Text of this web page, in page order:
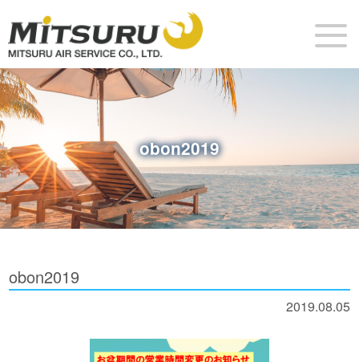
obon2019
obon2019
2019.08.05